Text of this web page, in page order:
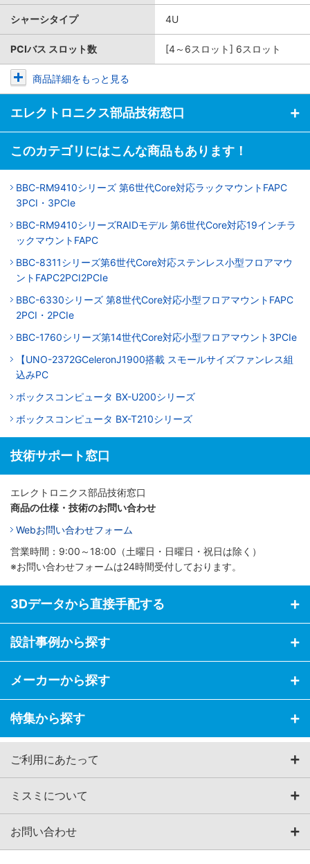
シャーシタイプ 4U
PCIバス スロット数 [4～6スロット] 6スロット
商品詳細をもっと見る
エレクトロニクス部品技術窓口
このカテゴリにはこんな商品もあります！
BBC-RM9410シリーズ 第6世代Core対応ラックマウントFAPC
3PCI・3PCIe
BBC-RM9410シリーズRAIDモデル 第6世代Core対応19インチラ
ックマウントFAPC
BBC-8311シリーズ第6世代Core対応ステンレス小型フロアマウ
ントFAPC2PCI2PCIe
BBC-6330シリーズ 第8世代Core対応小型フロアマウントFAPC
2PCI・2PCIe
BBC-1760シリーズ第14世代Core対応小型フロアマウント3PCIe
【UNO-2372GCeleronJ1900搭載 スモールサイズファンレス組
込みPC
ボックスコンピュータ BX-U200シリーズ
ボックスコンピュータ BX-T210シリーズ
技術サポート窓口
エレクトロニクス部品技術窓口
商品の仕様・技術のお問い合わせ
Webお問い合わせフォーム
営業時間：9:00～18:00（土曜日・日曜日・祝日は除く）
※お問い合わせフォームは24時間受付しております。
3Dデータから直接手配する
設計事例から探す
メーカーから探す
特集から探す
ご利用にあたって
ミスミについて
お問い合わせ